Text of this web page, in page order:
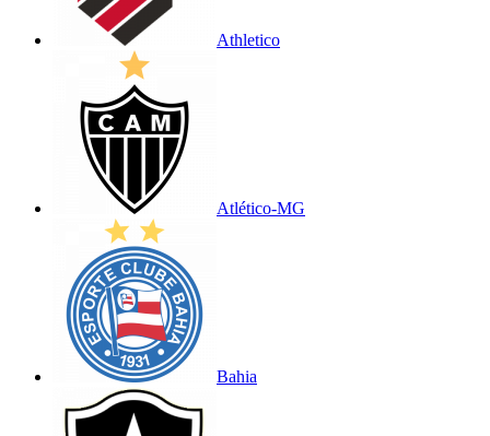
Athletico
Atlético-MG
Bahia